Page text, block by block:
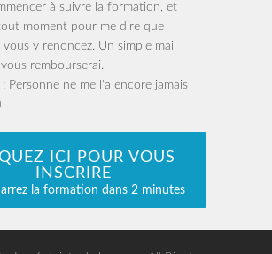
à suivre la formation, et
moment pour me dire que
y renoncez. Un simple mail
rembourserai.
Personne ne me l'a encore jamais
ICI POUR VOUS
INSCRIRE
la formation dans 2 minutes